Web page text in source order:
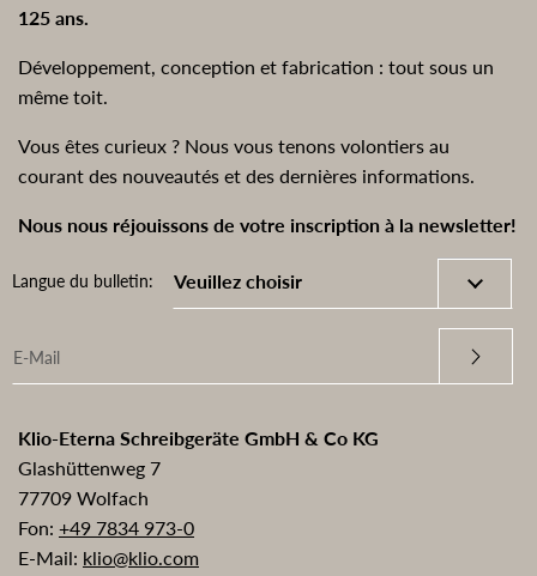
125 ans.
Développement, conception et fabrication : tout sous un
même toit.
Vous êtes curieux ? Nous vous tenons volontiers au
courant des nouveautés et des dernières informations.
Nous nous réjouissons de votre inscription à la newsletter!
Langue du bulletin:
Klio-Eterna Schreibgeräte GmbH & Co KG
Glashüttenweg 7
77709 Wolfach
Fon: +49 7834 973-0
E-Mail: klio@klio.com